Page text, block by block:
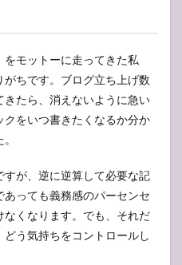
モットーに走ってきた私
ちです。ブログ立ち上げ数
たら、消えないように急い
をいつ書きたくなるか分か
が、逆に逆算して必要な記
っても義務感のパーセンセ
くなります。でも、それだ
う気持ちをコントロールし